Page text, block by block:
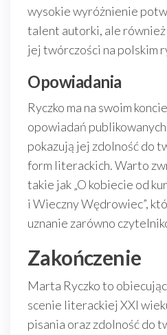
wysokie wyróżnienie
talent autorki, ale
jej twórczości na polskim
Opowiadania
Ryczko ma na swoim
opowiadań
pokazują jej zdolność do
form literackich. Warto
takie jak „O kobiecie od
i Wieczny Wędrowiec”,
uznanie zarówno
Zakończenie
Marta Ryczko to
scenie literackiej XXI
pisania oraz zdolność do